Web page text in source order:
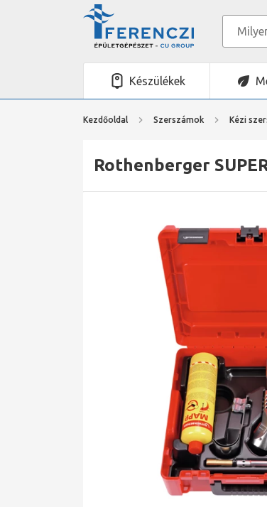
Készülékek
Kezdőoldal Szerszámok Kézi
Rothenberger